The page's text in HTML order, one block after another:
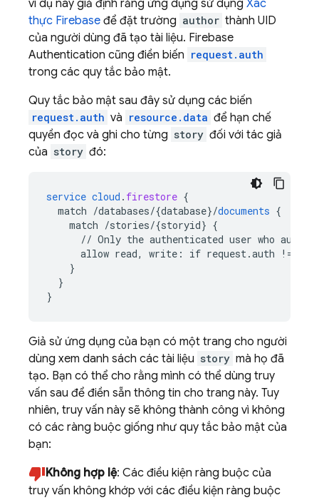
ví dụ này giả định rằng ứng dụng sử dụng Xác
thực Firebase để đặt trường author thành UID
của người dùng đã tạo tài liệu. Firebase
Authentication cũng điền biến request.auth
trong các quy tắc bảo mật.
Quy tắc bảo mật sau đây sử dụng các biến
request.auth và resource.data để hạn chế
quyền đọc và ghi cho từng story đối với tác giả
của story đó:
service cloud . firestore {
match /databases/{database}/documents {
match /stories/{storyid} {
// Only the authenticated user who
allow read, write : if request.auth !=
}
}
}
Giả sử ứng dụng của bạn có một trang cho người
dùng xem danh sách các tài liệu story mà họ đã
tạo. Bạn có thể cho rằng mình có thể dùng truy
vấn sau để điền sẵn thông tin cho trang này. Tuy
nhiên, truy vấn này sẽ không thành công vì không
có các ràng buộc giống như quy tắc bảo mật của
bạn:
Không hợp lệ: Các điều kiện ràng buộc của
truy vấn không khớp với các điều kiện ràng buộc